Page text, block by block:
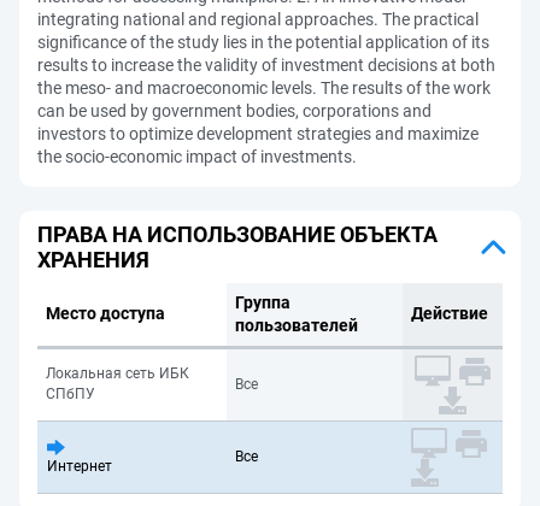
integrating national and regional approaches. The practical
significance of the study lies in the potential application of its
results to increase the validity of investment decisions at both
the meso- and macroeconomic levels. The results of the work
can be used by government bodies, corporations and
investors to optimize development strategies and maximize
the socio-economic impact of investments.
ПРАВА НА ИСПОЛЬЗОВАНИЕ ОБЪЕКТА
ХРАНЕНИЯ
Место доступа
Группа
пользователей
Действие
Локальная сеть ИБК
СПбПУ
Все
Интернет
Все